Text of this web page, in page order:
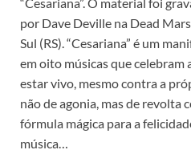
por Dave Deville na Dead
Sul (RS). “Cesariana” é um
em oito músicas que celebram
estar vivo, mesmo contra a
não de agonia, mas de revolta
fórmula mágica para a
música…